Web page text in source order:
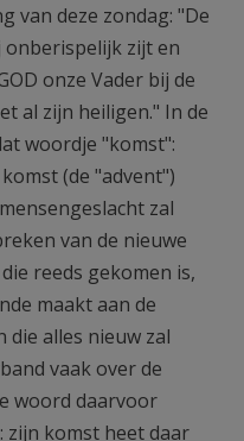
van deze zondag: "De
zijt en
onze Vader bij de
al zijn heiligen." In de
woordje "komst":
(de "advent")
zal
van de nieuwe
reeds gekomen is,
maakt aan de
die alles nieuw zal
vaak over de
woord daarvoor
zijn komst heet daar